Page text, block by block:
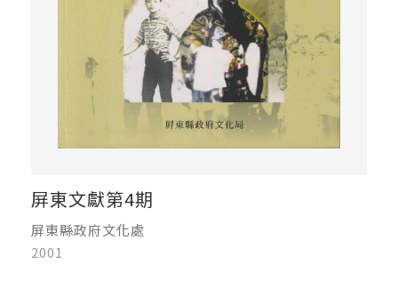
屏東文獻第4期
屏東縣政府文化處
2001